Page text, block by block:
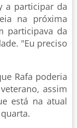
a participar da
na próxima
participava da
"Eu preciso
Rafa poderia
assim
está na atual